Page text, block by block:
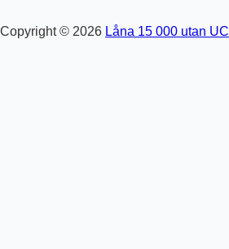
Copyright © 2026 Låna 15 000 utan UC